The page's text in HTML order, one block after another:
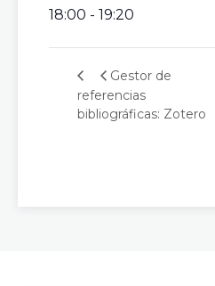
18:00 - 19:20
Gestor de
referencias
bibliográficas: Zotero